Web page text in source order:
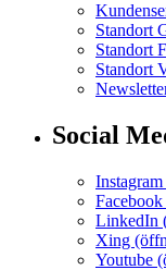
Standort
Standort
Standort
Social
Instagram
Facebook
LinkedIn
Xing
Youtube